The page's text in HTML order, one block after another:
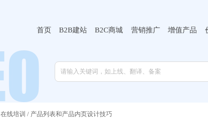
首页 B2B建站 B2C商城 营销推广 增值产品
在线培训 / 产品列表和产品内页设计技巧